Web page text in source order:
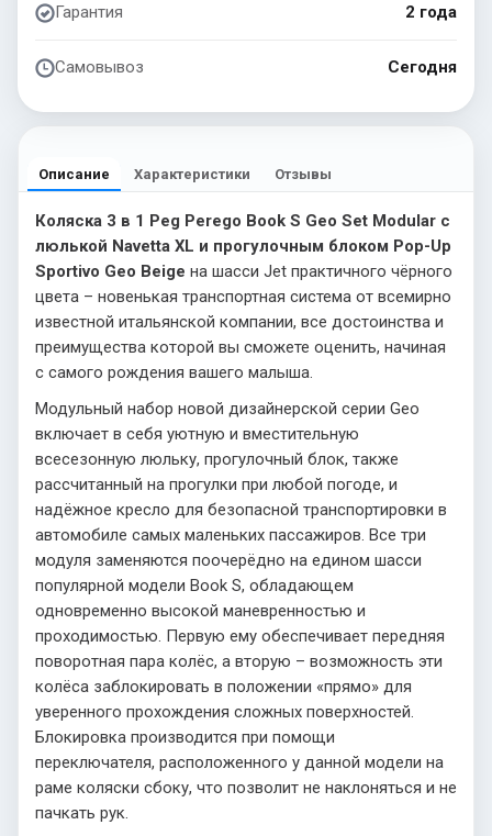
Гарантия 2 года
Самовывоз Сегодня
Описание Характеристики Отзывы
Коляска 3 в 1 Peg Perego Book S Geo Set Modular с
люлькой Navetta XL и прогулочным блоком Pop-Up
Sportivo Geo Beige на шасси Jet практичного чёрного
цвета – новенькая транспортная система от всемирно
известной итальянской компании, все достоинства и
преимущества которой вы сможете оценить, начиная
с самого рождения вашего малыша.
Модульный набор новой дизайнерской серии Geo
включает в себя уютную и вместительную
всесезонную люльку, прогулочный блок, также
рассчитанный на прогулки при любой погоде, и
надёжное кресло для безопасной транспортировки в
автомобиле самых маленьких пассажиров. Все три
модуля заменяются поочерёдно на едином шасси
популярной модели Book S, обладающем
одновременно высокой маневренностью и
проходимостью. Первую ему обеспечивает передняя
поворотная пара колёс, а вторую – возможность эти
колёса заблокировать в положении «прямо» для
уверенного прохождения сложных поверхностей.
Блокировка производится при помощи
переключателя, расположенного у данной модели на
раме коляски сбоку, что позволит не наклоняться и не
пачкать рук.